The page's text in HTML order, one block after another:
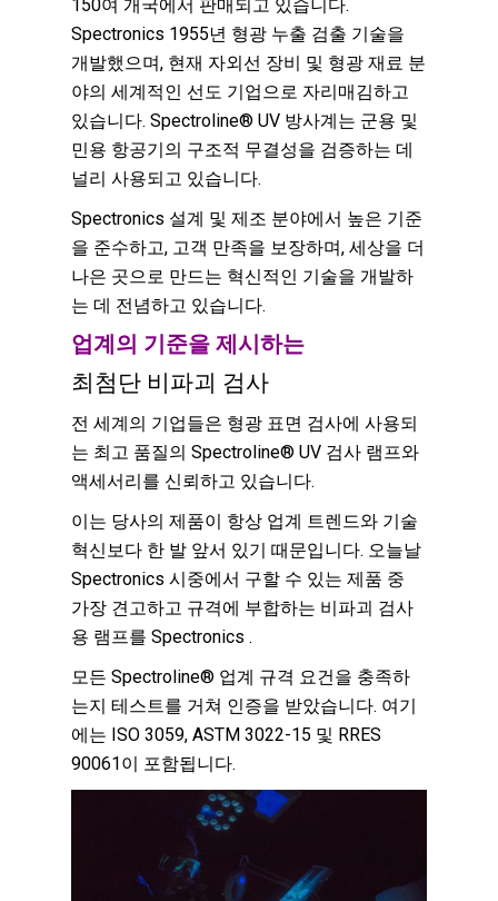
150여 개국에서 판매되고 있습니다.
Spectronics 1955년 형광 누출 검출 기술을
개발했으며, 현재 자외선 장비 및 형광 재료 분
야의 세계적인 선도 기업으로 자리매김하고
있습니다. Spectroline® UV 방사계는 군용 및
민용 항공기의 구조적 무결성을 검증하는 데
널리 사용되고 있습니다.
Spectronics 설계 및 제조 분야에서 높은 기준
을 준수하고, 고객 만족을 보장하며, 세상을 더
나은 곳으로 만드는 혁신적인 기술을 개발하
는 데 전념하고 있습니다.
업계의 기준을 제시하는
최첨단 비파괴 검사
전 세계의 기업들은 형광 표면 검사에 사용되
는 최고 품질의 Spectroline® UV 검사 램프와
액세서리를 신뢰하고 있습니다.
이는 당사의 제품이 항상 업계 트렌드와 기술
혁신보다 한 발 앞서 있기 때문입니다. 오늘날
Spectronics 시중에서 구할 수 있는 제품 중
가장 견고하고 규격에 부합하는 비파괴 검사
용 램프를 Spectronics .
모든 Spectroline® 업계 규격 요건을 충족하
는지 테스트를 거쳐 인증을 받았습니다. 여기
에는 ISO 3059, ASTM 3022-15 및 RRES
90061이 포함됩니다.